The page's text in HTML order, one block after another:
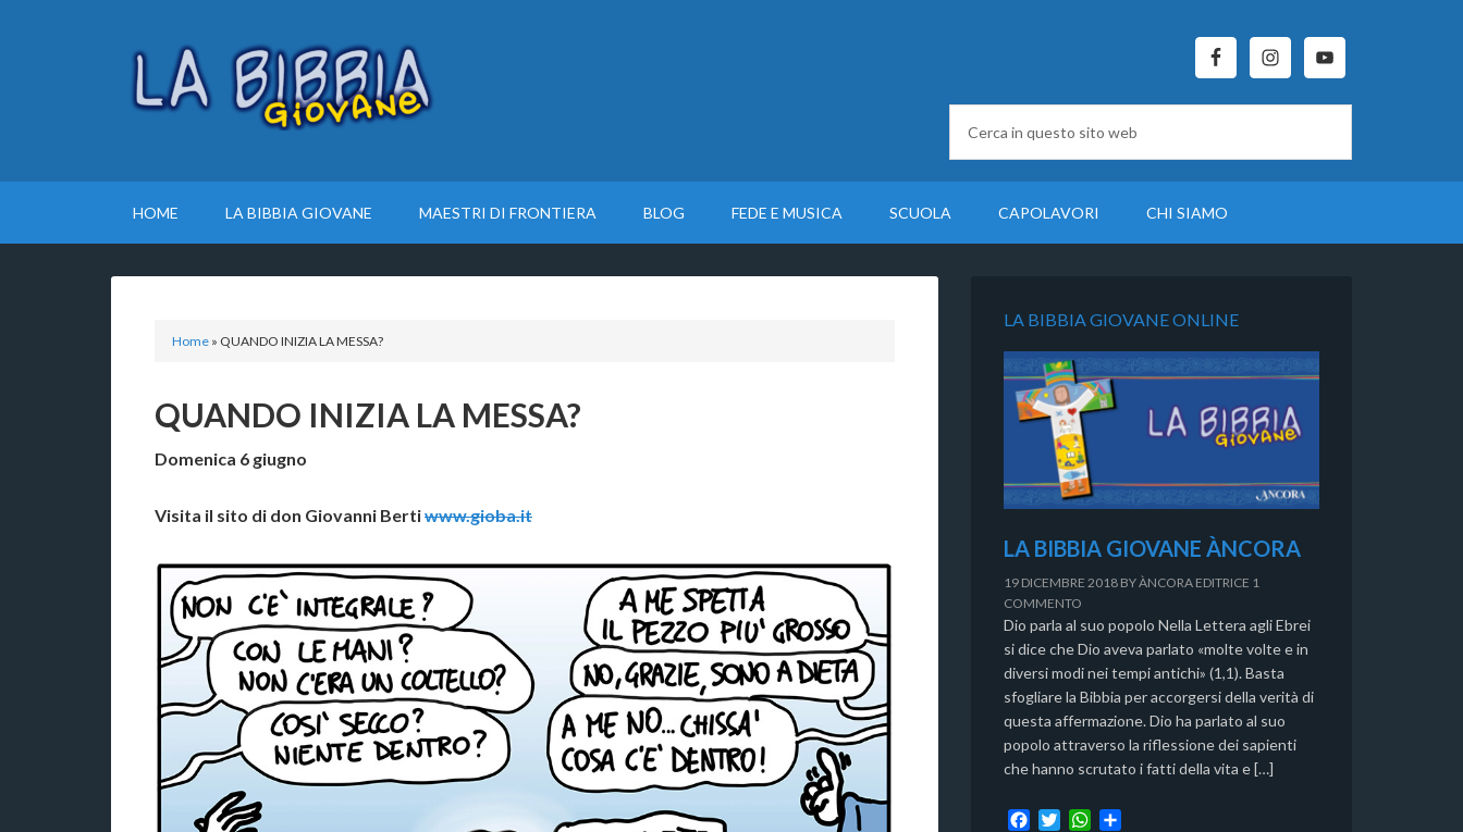
HOME LA BIBBIA GIOVANE MAESTRI DI FRONTIERA BLOG FEDE E MUSICA SCUOLA CAPOLAVORI CHI SIAMO
Home » QUANDO INIZIA LA MESSA?
QUANDO INIZIA LA MESSA?
Domenica 6 giugno
Visita il sito di don Giovanni Bertiwww.gioba.it
LA BIBBIA GIOVANE ONLINE
LA BIBBIA GIOVANE ÀNCORA
19 DICEMBRE 2018 BYÀNCORA EDITRICE 1
COMMENTO
Dio parla al suo popolo Nella Lettera agli Ebrei
si dice che Dio aveva parlato «molte volte e in
diversi modi nei tempi antichi» (1,1). Basta
sfogliare la Bibbia per accorgersi della verità di
questa affermazione. Dio ha parlato al suo
popolo attraverso la riflessione dei sapienti
che hanno scrutato i fatti della vita e […]
W